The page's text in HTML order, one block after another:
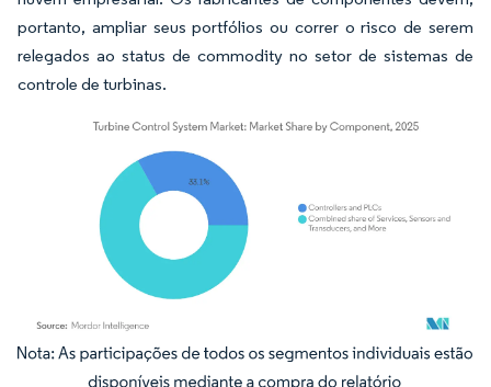
portanto, ampliar seus portfólios ou correr o risco de serem
relegados ao status de commodity no setor de sistemas de
controle de turbinas.
Imagem © Mordor Intelligence. O reuso requer atribuição conforme CC BY 4.0.